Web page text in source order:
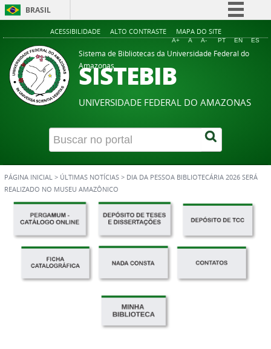
BRASIL
Simplifique!
Comunica BR
Participe
Acesso à informação
Legislação
Canais
ACESSIBILIDADE ALTO CONTRASTE MAPA DO SITE
A+ A A- PT EN ES
Sistema de Bibliotecas da Universidade Federal do
Amazonas
SISTEBIB
UNIVERSIDADE FEDERAL DO AMAZONAS
PÁGINA INICIAL > ÚLTIMAS NOTÍCIAS > DIA DA PESSOA BIBLIOTECÁRIA 2026 SERÁ
REALIZADO NO MUSEU AMAZÔNICO